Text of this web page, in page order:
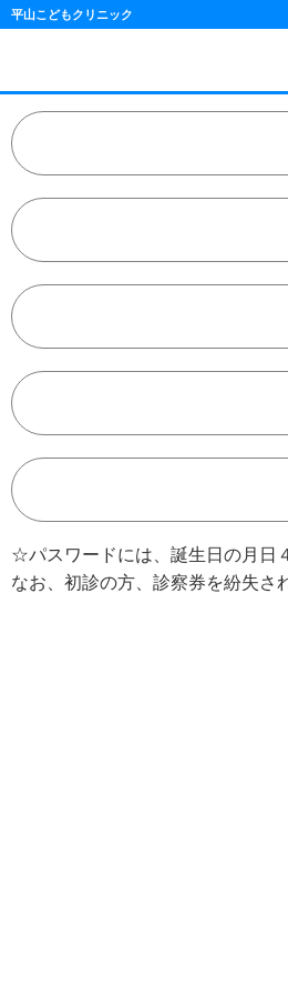
平山こどもクリニック
☆パスワードには、誕生日の月日
なお、初診の方、診察券を紛失さ